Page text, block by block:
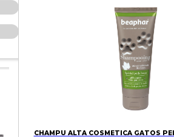
CHAMPU ALTA COSMETICA GATOS